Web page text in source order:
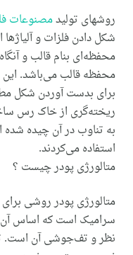
روشهای تولیدمصنوعات
شکل دادن فلزات و
محفظه‌ای بنام قالب و
محفظه قالب می‌‌باشد.
برای بدست آوردن شکل
ریخته‌گری از خاک رس
به تناوب در آن چیده
استفاده می‌‌کردند.
متالورژی پودر چیست ؟
متالورژی پودر روشی
سرامیک است که اساس آن
نظر و تف‌جوشی آن است.